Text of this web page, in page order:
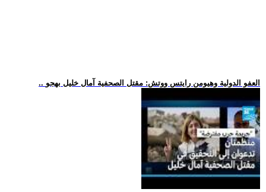
.. العفو الدولية وهيومن رايتس ووتش: مقتل الصحفية آمال خليل بهجو